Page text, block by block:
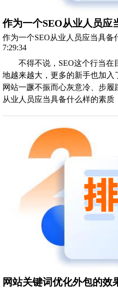
作为一个SEO从业人员应
作为一个SEO从业人员应当具备
7:29:34
不得不说，SEO这个行当在
地越来越大，更多的新手也加
网站一蹶不振而心灰意冷、步履
从业人员应当具备什么样的素质
网站关键词优化外包的效